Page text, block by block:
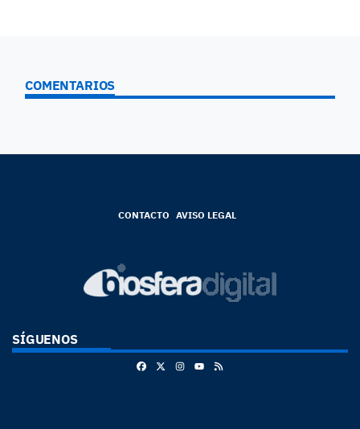
COMENTARIOS
CONTACTO AVISO LEGAL
SÍGUENOS
FacebookInstagram